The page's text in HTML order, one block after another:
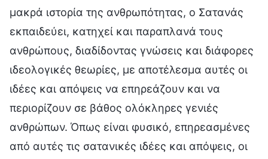
μακρά ιστορία της ανθρωπότητας, ο Σατανάς
εκπαιδεύει, κατηχεί και παραπλανά τους
ανθρώπους, διαδίδοντας γνώσεις και διάφορες
ιδεολογικές θεωρίες, με αποτέλεσμα αυτές οι
ιδέες και απόψεις να επηρεάζουν και να
περιορίζουν σε βάθος ολόκληρες γενιές
ανθρώπων. Όπως είναι φυσικό, επηρεασμένες
από αυτές τις σατανικές ιδέες και απόψεις, οι